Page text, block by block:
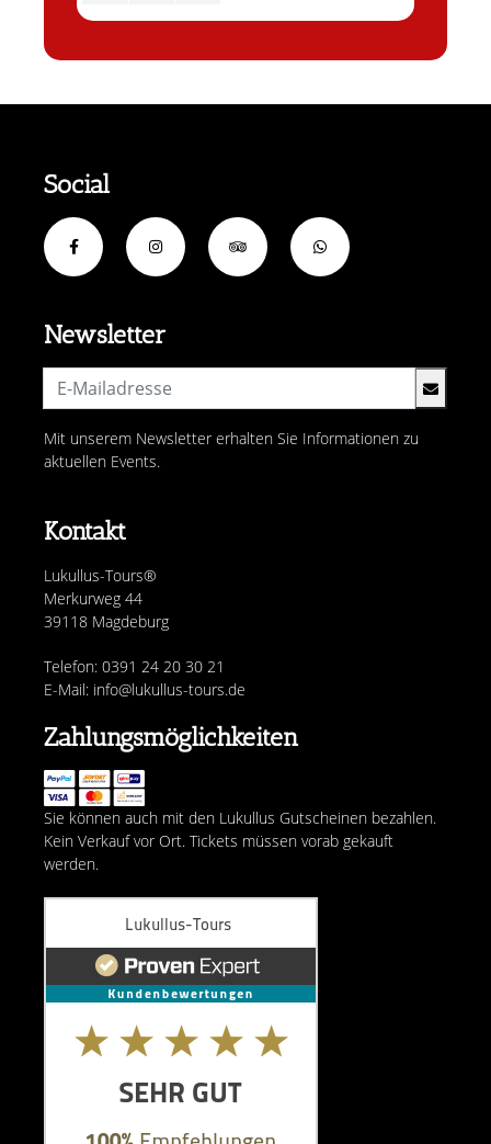
Kontakt
Lukullus-Tours®
Merkurweg 44
39118 Magdeburg
Telefon: 0391 24 20 30 21
E-Mail: info@lukullus-tours.de
Newsletter
Mit unserem Newsletter erhalten Sie Informationen zu
aktuellen Events.
Social
Zahlungsmöglichkeiten
Sie können auch mit den Lukullus Gutscheinen bezahlen.
Kein Verkauf vor Ort. Tickets müssen vorab gekauft
werden.